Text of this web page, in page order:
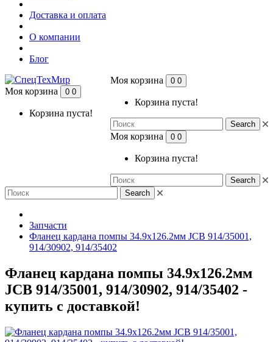
Доставка и оплата
О компании
Блог
Моя корзина 0 0
Корзина пуста!
Search
Моя корзина 0 0
Корзина пуста!
Search
Моя корзина 0 0
Корзина пуста!
Search
Запчасти
Фланец кардана помпы 34.9x126.2мм JCB 914/35001,
914/30902, 914/35402
Фланец кардана помпы 34.9x126.2мм
JCB 914/35001, 914/30902, 914/35402 -
купить с доставкой!